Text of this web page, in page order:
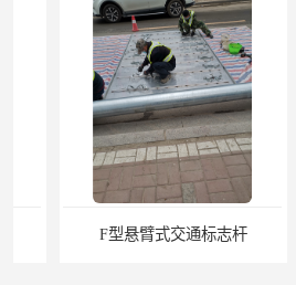
F型悬臂式交通标志杆